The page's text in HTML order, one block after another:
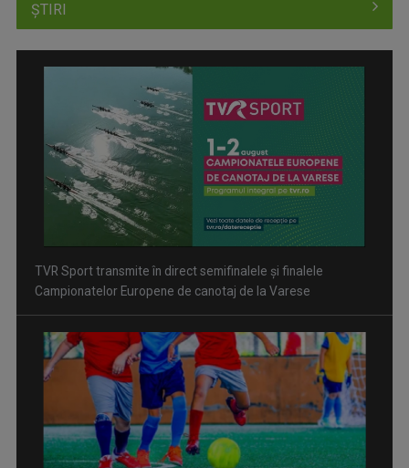
ȘTIRI
Inițiative pentru evitarea traumatismelor craniene în fotbal